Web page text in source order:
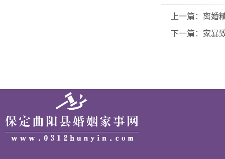
上一篇：离婚
下一篇：家暴